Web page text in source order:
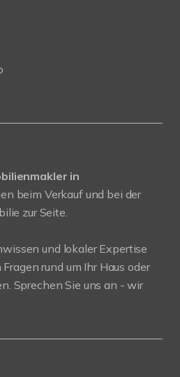
in
beim Verkauf und bei der
zur Seite.
und lokaler Expertise
rund um Ihr Haus oder
Sprechen Sie uns an - wir